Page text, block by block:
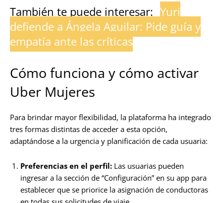
También te puede interesar: Yuri
defiende a Ángela Aguilar: Pide guía y
empatía ante las críticas
Cómo funciona y cómo activar
Uber Mujeres
Para brindar mayor flexibilidad, la plataforma ha integrado
tres formas distintas de acceder a esta opción,
adaptándose a la urgencia y planificación de cada usuaria:
Preferencias en el perfil: Las usuarias pueden
ingresar a la sección de “Configuración” en su app para
establecer que se priorice la asignación de conductoras